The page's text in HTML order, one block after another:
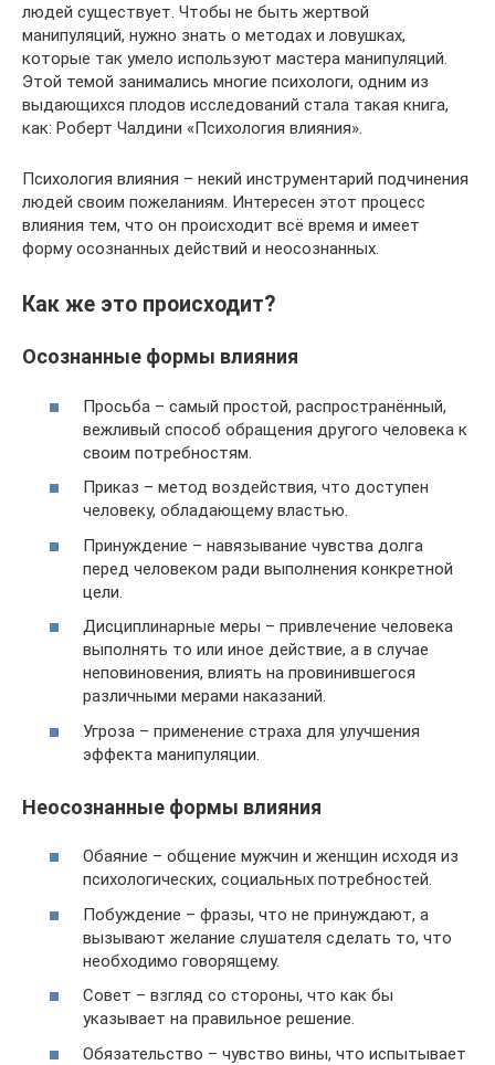
людей существует. Чтобы не быть жертвой
манипуляций, нужно знать о методах и ловушках,
которые так умело используют мастера манипуляций.
Этой темой занимались многие психологи, одним из
выдающихся плодов исследований стала такая книга,
как: Роберт Чалдини «Психология влияния».
Психология влияния – некий инструментарий подчинения
людей своим пожеланиям. Интересен этот процесс
влияния тем, что он происходит всё время и имеет
форму осознанных действий и неосознанных.
Как же это происходит?
Осознанные формы влияния
Просьба – самый простой, распространённый,
вежливый способ обращения другого человека к
своим потребностям.
Приказ – метод воздействия, что доступен
человеку, обладающему властью.
Принуждение – навязывание чувства долга
перед человеком ради выполнения конкретной
цели.
Дисциплинарные меры – привлечение человека
выполнять то или иное действие, а в случае
неповиновения, влиять на провинившегося
различными мерами наказаний.
Угроза – применение страха для улучшения
эффекта манипуляции.
Неосознанные формы влияния
Обаяние – общение мужчин и женщин исходя из
психологических, социальных потребностей.
Побуждение – фразы, что не принуждают, а
вызывают желание слушателя сделать то, что
необходимо говорящему.
Совет – взгляд со стороны, что как бы
указывает на правильное решение.
Обязательство – чувство вины, что испытывает